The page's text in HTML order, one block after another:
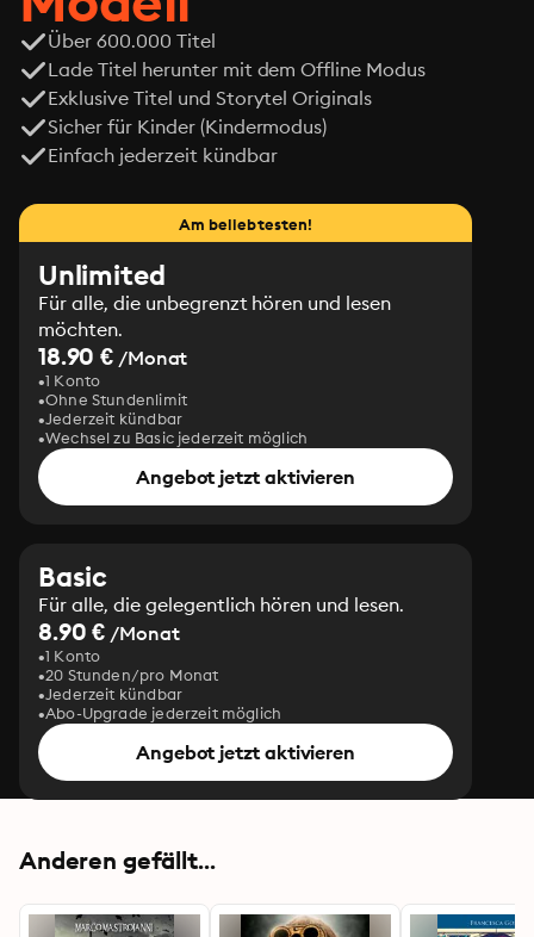
Über 600.000 Titel
Lade Titel herunter mit dem Offline Modus
Exklusive Titel und Storytel Originals
Sicher für Kinder (Kindermodus)
Einfach jederzeit kündbar
Am beliebtesten!
Unlimited
Für alle, die unbegrenzt hören und lesen
möchten.
18.90 € /Monat
1 Konto
Ohne Stundenlimit
Jederzeit kündbar
Wechsel zu Basic jederzeit möglich
Angebot jetzt aktivieren
Basic
Für alle, die gelegentlich hören und lesen.
8.90 € /Monat
1 Konto
20 Stunden/pro Monat
Jederzeit kündbar
Abo-Upgrade jederzeit möglich
Angebot jetzt aktivieren
Anderen gefällt...